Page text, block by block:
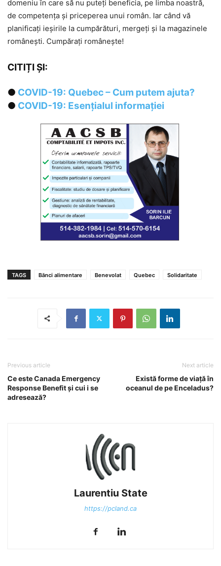
domeniu în care să nu puteți beneficia, pe limba noastră,
de competența și priceperea unui român. Iar când vă
planificați ieșirile la cumpărături, mergeți și la magazinele
românești. Cumpărați românește!
CITIȚI ȘI:
● COVID-19: Quebec – Cum putem ajuta?
● COVID-19: Esențialul informației
TAGS Bănci alimentare Benevolat Quebec Solidaritate
Previous article
Ce este Canada Emergency
Response Benefit și cui i se
adresează?
Next article
Există forme de viață în
oceanul de pe Enceladus?
Laurentiu State
https://pcland.ca